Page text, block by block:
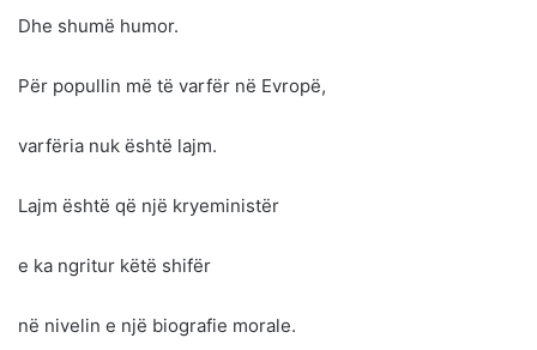
Dhe shumë humor.
Për popullin më të varfër në Evropë,
varfëria nuk është lajm.
Lajm është që një kryeministër
e ka ngritur këtë shifër
në nivelin e një biografie morale.